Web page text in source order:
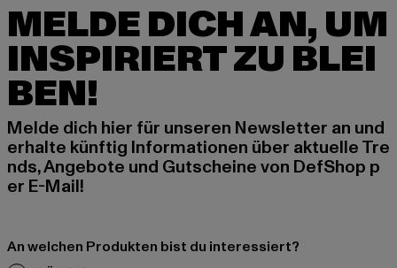
MELDE DICH AN, UM
INSPIRIERT ZU BLEI
BEN!
Melde dich hier für unseren Newsletter an und
erhalte künftig Informationen über aktuelle Tre
nds, Angebote und Gutscheine von DefShop p
er E-Mail!
An welchen Produkten bist du interessiert?